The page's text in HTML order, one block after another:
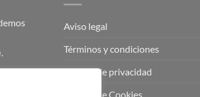
Aviso legal
Términos y condiciones
Política de privacidad
Política de Cookies